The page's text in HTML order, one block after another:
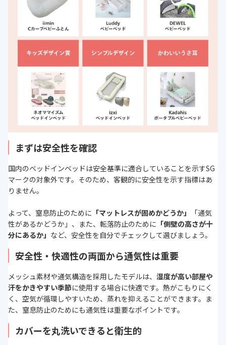
まずは安全性を確認
国内のベッドインベッドは安全基準に適合していることを示すSG
マークの対象外です。そのため、客観的に安全性を示す指標はあ
りません。
よって、窒息防止のために 「マットレスが固めかどうか」
「通気
性があるかどうか」、また、転落防止のために 「側壁の高さが十
分にあるか」 など、安全性を自分でチェックして選びましょう。
安全性・快適性の両面から通気性は重要
メッシュ素材や通気構造を採用したモデルは、 湿度が高い部屋や
汗をかきやすい季節に使用する場合に快適です。熱がこもりにく
く、空気が循環しやすいため、蒸れを抑えることができます。ま
た、窒息防止のためにも通気性は重要なポイントです。
カバーを丸洗いできると衛生的